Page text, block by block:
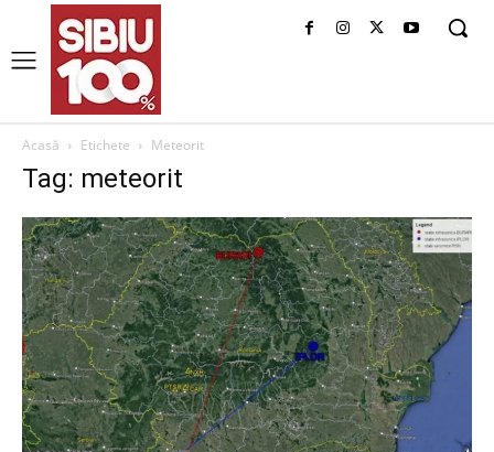
Acasă Etichete Meteorit
Tag: meteorit